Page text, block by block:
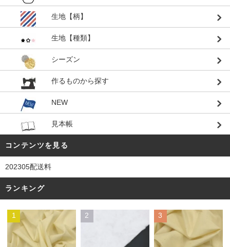
生地【柄】
生地【種類】
シーズン
作るものから探す
NEW
見本帳
コンテンツを見る
202305配送料
ランキング
1 2 3